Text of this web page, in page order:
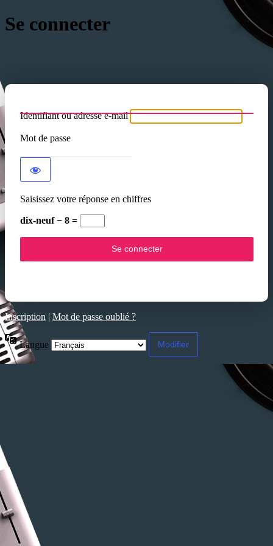
Se connecter
Identifiant ou adresse e-mail
Mot de passe
Saisissez votre réponse en chiffres
dix-neuf − 8 =
Inscription | Mot de passe oublié ?
Langue